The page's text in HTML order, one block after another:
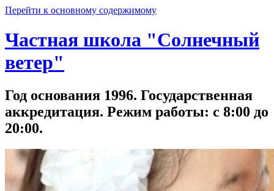
Перейти к основному содержимому
Частная школа "Солнечный
ветер"
Год основания 1996. Государственная
аккредитация. Режим работы: с 8:00 до
20:00.